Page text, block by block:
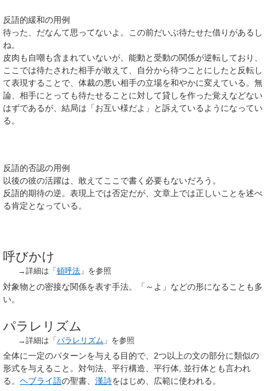
反語的緩和の用例
待った、だなんて思ってないよ。この前だいぶ待たせた借りがあるし
ね。
皮肉も自嘲も含まれていないが、能動と受動の関係が逆転しており、
ここでは待たされた相手が敢えて、自分から待つことにしたと反転し
て表現することで、体裁の悪い相手の立場を和やかに変えている。無
論、相手にとっても待たせることに対して貸しを作った覚えなどない
はずであるが、結局は「お互い様だよ」と訴えているようになってい
る。
反語的否認の用例
以後の彼の活躍は、敢えてここで書く必要もないだろう。
反語的期待の逆。表現上では否定だが、文章上では正しいことを述べ
る肯定となっている。
呼びかけ
→詳細は「頓呼法 」を参照
対象物との密接な関係を表す手法。「～よ」などの形になることも多
い。
パラレリズム
→詳細は「パラレリズム 」を参照
全体に一定のパターンを与える目的で、2つ以上の文の部分に類似の
形式を与えること。対句法、平行構造、平行体, 並行体とも言われ
る。 ヘブライ語の聖書、 漢詩をはじめ、広範に使われる。